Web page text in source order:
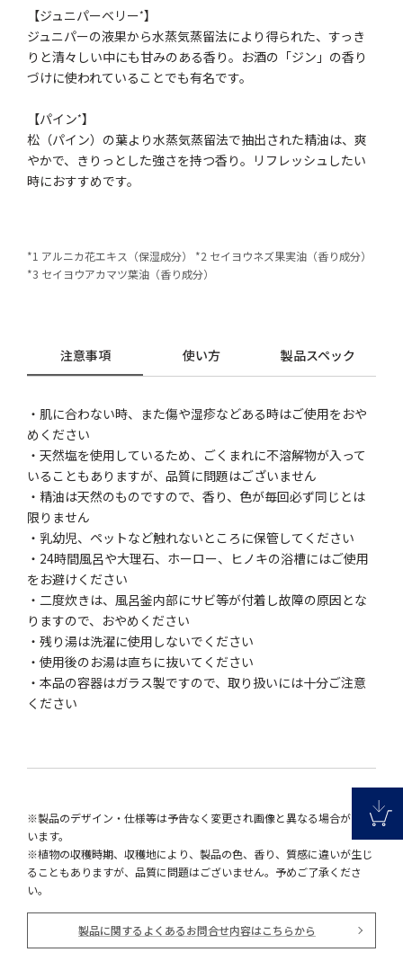
【ジュニパーベリー*】
ジュニパーの液果から水蒸気蒸留法により得られた、すっき
りと清々しい中にも甘みのある香り。お酒の「ジン」の香り
づけに使われていることでも有名です。
【パイン*】
松（パイン）の葉より水蒸気蒸留法で抽出された精油は、爽
やかで、きりっとした強さを持つ香り。リフレッシュしたい
時におすすめです。
*1 アルニカ花エキス（保湿成分） *2 セイヨウネズ果実油（香り成分）
*3 セイヨウアカマツ葉油（香り成分）
注意事項 使い方 製品スペック
・肌に合わない時、また傷や湿疹などある時はご使用をおや
めください
・天然塩を使用しているため、ごくまれに不溶解物が入って
いることもありますが、品質に問題はございません
・精油は天然のものですので、香り、色が毎回必ず同じとは
限りません
・乳幼児、ペットなど触れないところに保管してください
・24時間風呂や大理石、ホーロー、ヒノキの浴槽にはご使用
をお避けください
・二度炊きは、風呂釜内部にサビ等が付着し故障の原因とな
りますので、おやめください
・残り湯は洗濯に使用しないでください
・使用後のお湯は直ちに抜いてください
・本品の容器はガラス製ですので、取り扱いには十分ご注意
ください
※製品のデザイン・仕様等は予告なく変更され画像と異なる場合がござ
います。
※植物の収穫時期、収穫地により、製品の色、香り、質感に違いが生じ
ることもありますが、品質に問題はございません。予めご了承くださ
い。
製品に関するよくあるお問合せ内容はこちらから